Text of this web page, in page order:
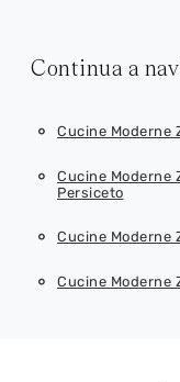
Continua a
Cucine Moderne
Cucine Moderne
Persiceto
Cucine Moderne
Cucine Moderne